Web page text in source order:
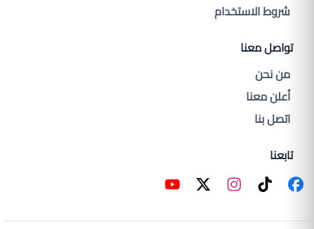
شروط الاستخدام
تواصل معنا
من نحن
أعلن معنا
اتصل بنا
تابعنا